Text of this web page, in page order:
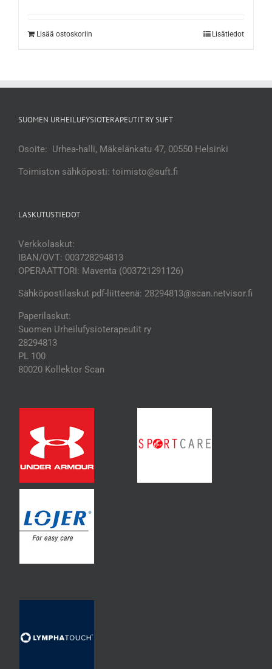
Lisää ostoskoriin Lisätiedot
SUOMEN URHEILUFYSIOTERAPEUTIT RY SUFT
Osoite: Urhea-halli, Mäkelänkatu 47, 00550 Helsinki
Toimiston sähköposti: toimisto@suft.fi
LASKUTUSTIEDOT
Verkkolaskut:
IBAN/OVT: 003728294813
OPERAATTORI: Maventa (003721291126)
Sähköpostilaskut pdf-liitteenä: 28294813@scan.netvisor.fi
Paperilaskut:
Suomen Urheilufysioterapeutit ry
28294813
PL 100
80020 Kollektor Scan